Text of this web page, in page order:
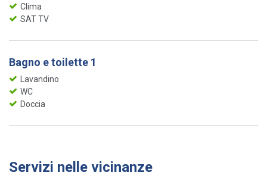
Clima
SAT TV
Bagno e toilette 1
Lavandino
WC
Doccia
Servizi nelle vicinanze